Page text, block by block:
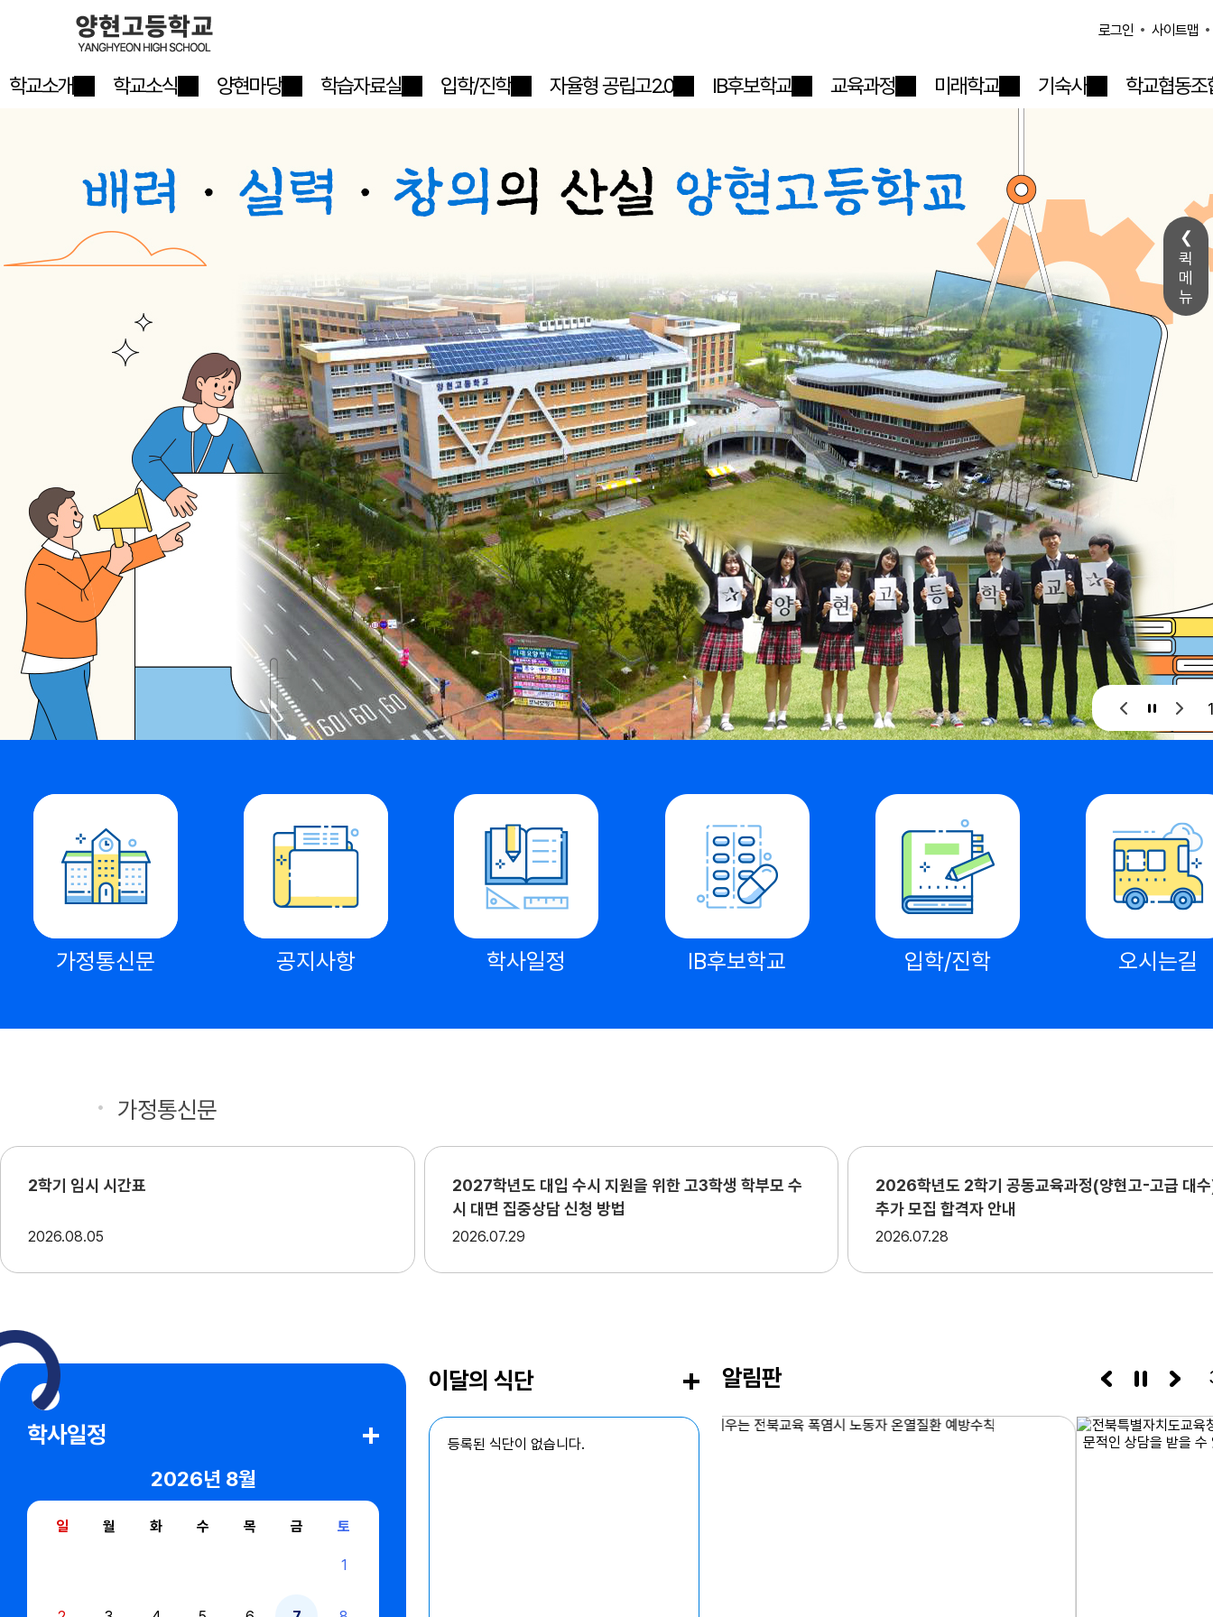
퀵
메
뉴
로그인 사이트맵
학교소개 학교소식 양현마당 학습자료실 입학/진학 자율형 공립고2.0 IB후보학교 교육과정 미래학교 기숙사 학교협동조
가정통신문 공지사항 학사일정 IB후보학교 입학/진학 오시는길
가정통신문
2학기 임시 시간표
2026 08.05
2027학년도 대입 수시 지원을 위한 고3학생 학부모 수
시 대면 집중상담 신청 방법
2026 07.29
2026학년도 2학기 공동교육과정(양현고-고급 대
추가 모집 합격자 안내
2026 07.28
학사일정
2026년 8월
일 월 화 수 목 금 토
1
이달의 식단
등록된 식단이 없습니다.
알림판